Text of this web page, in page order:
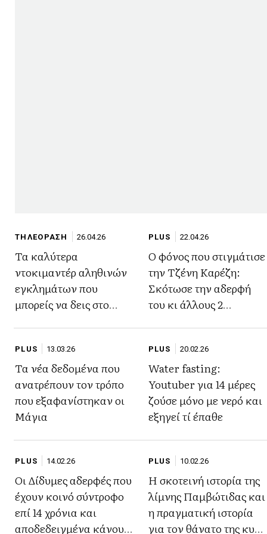
ΤΗΛΕΟΡΑΣΗ 26.04.26
Τα καλύτερα
ντοκιμαντέρ αληθινών
εγκλημάτων που
μπορείς να δεις στο
PLUS 22.04.26
Ο φόνος που στιγμάτισε
την Τζένη Καρέζη:
Σκότωσε την αδερφή
του κι άλλους 2
οικογενειακή ντροπή
PLUS 13.03.26
Τα νέα δεδομένα που
ανατρέπουν τον τρόπο
που εξαφανίστηκαν οι
Μάγια
PLUS 20.02.26
Water fasting:
Youtuber για 14 μέρες
ζούσε μόνο με νερό και
εξηγεί τί έπαθε
PLUS 14.02.26
Οι Δίδυμες αδερφές που
έχουν κοινό σύντροφο
επί 14 χρόνια και
αποδεδειγμένα κάνουν
PLUS 10.02.26
Η σκοτεινή ιστορία της
λίμνης Παμβώτιδας και
η πραγματική ιστορία
για τον θάνατο της κυρά